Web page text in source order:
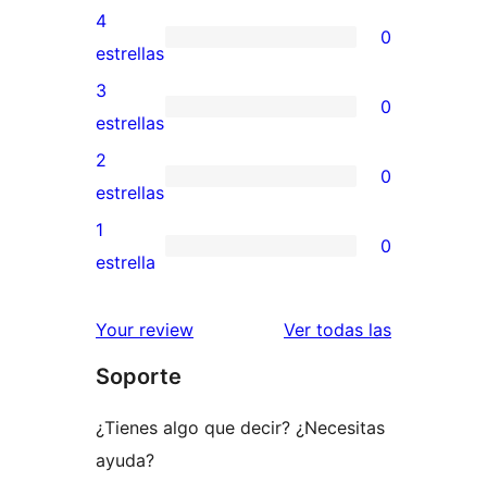
valoración
de
5
estrellas
0
valoraciones
de
4
estrellas
4
estrellas
0
0
valoraciones
de
3
estrellas
3
estrellas
0
0
valoraciones
de
estrellas
2
estrellas
0
0
de
estrellas
1
estrella
0
Your review Ver todas las
Soporte
¿Tienes algo que decir? ¿Necesitas
ayuda?